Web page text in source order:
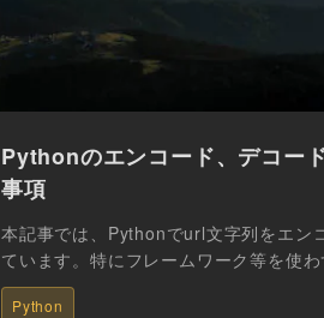
Pythonのエンコード、デコー
事項
本記事では、Pythonでurl文字列をエン
ています。特にフレームワーク等を使
必須...
Python